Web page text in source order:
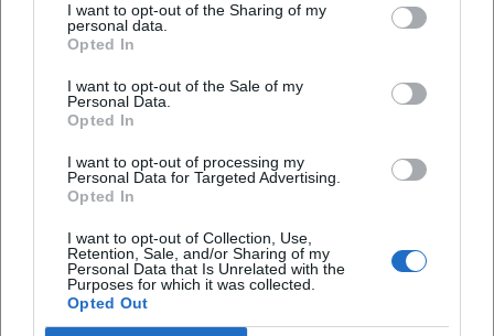
I want to opt-out of the Sharing of my
personal data.
Opted In
I want to opt-out of the Sale of my
Personal Data.
Opted In
I want to opt-out of processing my
Personal Data for Targeted Advertising.
Opted In
I want to opt-out of Collection, Use,
Retention, Sale, and/or Sharing of my
Personal Data that Is Unrelated with the
Purposes for which it was collected.
Opted Out
Häufig gestellte Fragen
Wann findet das Sophiencafé statt?
Wo liegt der Veranstaltungsort?
Für wen ist das Angebot besonders geeignet?
Was erwartet die Gäste vor Ort?